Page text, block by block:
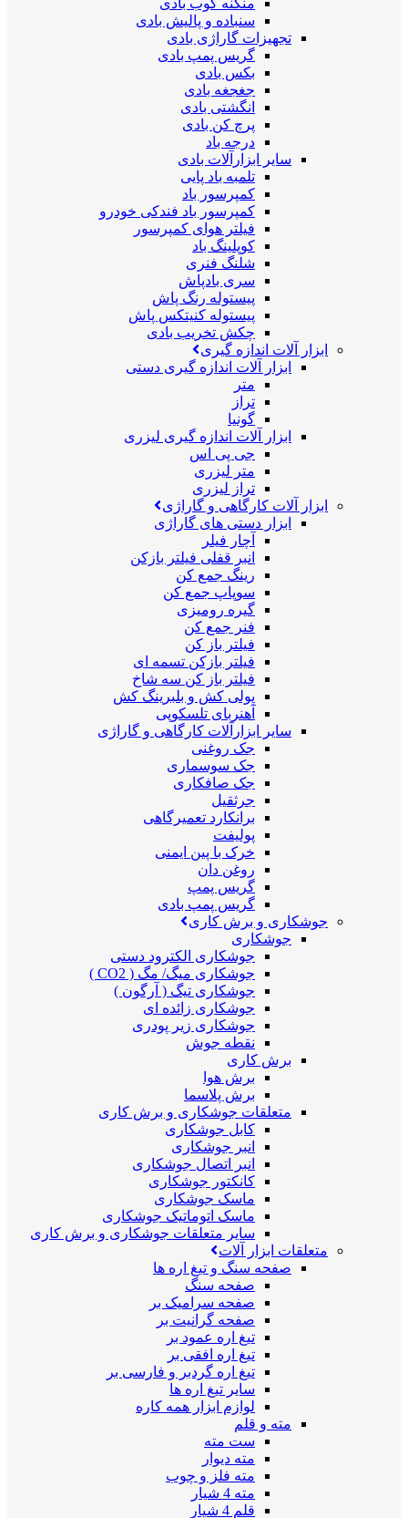
منگنه کوب بادی
سنباده و پالیش بادی
تجهیزات گاراژی بادی
گریس پمپ بادی
بکس بادی
جغجغه بادی
انگشتی بادی
پرچ کن بادی
درجه باد
سایر ابزارآلات بادی
تلمبه باد پایی
کمپرسور باد
کمپرسور باد فندکی خودرو
فیلتر هوای کمپرسور
کوپلینگ باد
شلنگ فنری
سری بادپاش
پیستوله رنگ پاش
پیستوله کنیتکس پاش
چکش تخریب بادی
ابزار آلات اندازه گیری
ابزار آلات اندازه گیری دستی
متر
تراز
گونیا
ابزار آلات اندازه گیری لیزری
جی پی اس
متر لیزری
تراز لیزری
ابزار آلات کارگاهی و گاراژی
ابزار دستی های گاراژی
آچار فیلر
انبر قفلی فیلتر بازکن
رینگ جمع کن
سوپاپ جمع کن
گیره رومیزی
فنر جمع کن
فیلتر باز کن
فیلتر بازکن تسمه ای
فیلتر باز کن سه شاخ
پولی کش و بلبرینگ کش
آهنربای تلسکوپی
سایر ابزارآلات کارگاهی و گاراژی
جک روغنی
جک سوسماری
جک صافکاری
جرثقیل
برانکارد تعمیرگاهی
پولیفت
خرک با پین ایمنی
روغن دان
گریس پمپ
گریس پمپ بادی
جوشکاری و برش کاری
جوشکاری
جوشکاری الکترود دستی
جوشکاری میگ/ مگ ( CO2 )
جوشکاری تیگ ( آرگون )
جوشکاری زائده ای
جوشکاری زیر پودری
نقطه جوش
برش کاری
برش هوا
برش پلاسما
متعلقات جوشکاری و برش کاری
کابل جوشکاری
انبر جوشکاری
انبر اتصال جوشکاری
کانکتور جوشکاری
ماسک جوشکاری
ماسک اتوماتیک جوشکاری
سایر متعلقات جوشکاری و برش کاری
متعلقات ابزار آلات
صفحه سنگ و تیغ اره ها
صفحه سنگ
صفحه سرامیک بر
صفحه گرانیت بر
تیغ اره عمود بر
تیغ اره افقی بر
تیغ اره گردبر و فارسی بر
سایر تیغ اره ها
لوازم ابزار همه کاره
مته و قلم
ست مته
مته دیوار
مته فلز و چوب
مته 4 شیار
قلم 4 شیار